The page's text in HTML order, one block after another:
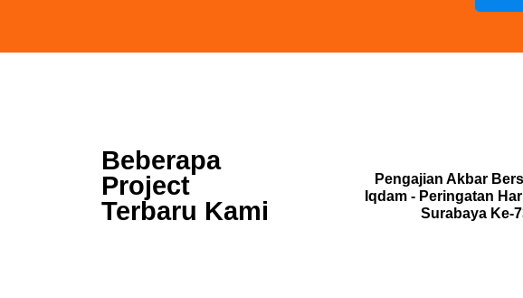
Beberapa
Project
Terbaru Kami
Pengajian Akbar
Iqdam - Peringatan
Surabaya Ke-